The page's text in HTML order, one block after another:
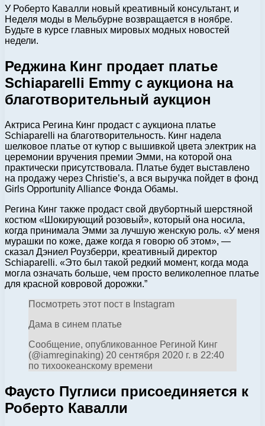
У Роберто Кавалли новый креативный консультант, и
Неделя моды в Мельбурне возвращается в ноябре.
Будьте в курсе главных мировых модных новостей
недели.
Реджина Кинг продает платье
Schiaparelli Emmy с аукциона на
благотворительный аукцион
Актриса Регина Кинг продаст с аукциона платье
Schiaparelli на благотворительность. Кинг надела
шелковое платье от кутюр с вышивкой цвета электрик на
церемонии вручения премии Эмми, на которой она
практически присутствовала. Платье будет выставлено
на продажу через Christie’s, а вся выручка пойдет в фонд
Girls Opportunity Alliance Фонда Обамы.
Регина Кинг также продаст свой двубортный шерстяной
костюм «Шокирующий розовый», который она носила,
когда принимала Эмми за лучшую женскую роль. «У меня
мурашки по коже, даже когда я говорю об этом», —
сказал Дэниел Роузберри, креативный директор
Schiaparelli. «Это был такой редкий момент, когда мода
могла означать больше, чем просто великолепное платье
для красной ковровой дорожки.”
Посмотреть этот пост в Instagram
Дама в синем платье
Сообщение, опубликованное Региной Кинг
(@iamreginaking) 20 сентября 2020 г. в 22:40
по тихоокеанскому времени
Фаусто Пуглиси присоединяется к
Роберто Кавалли